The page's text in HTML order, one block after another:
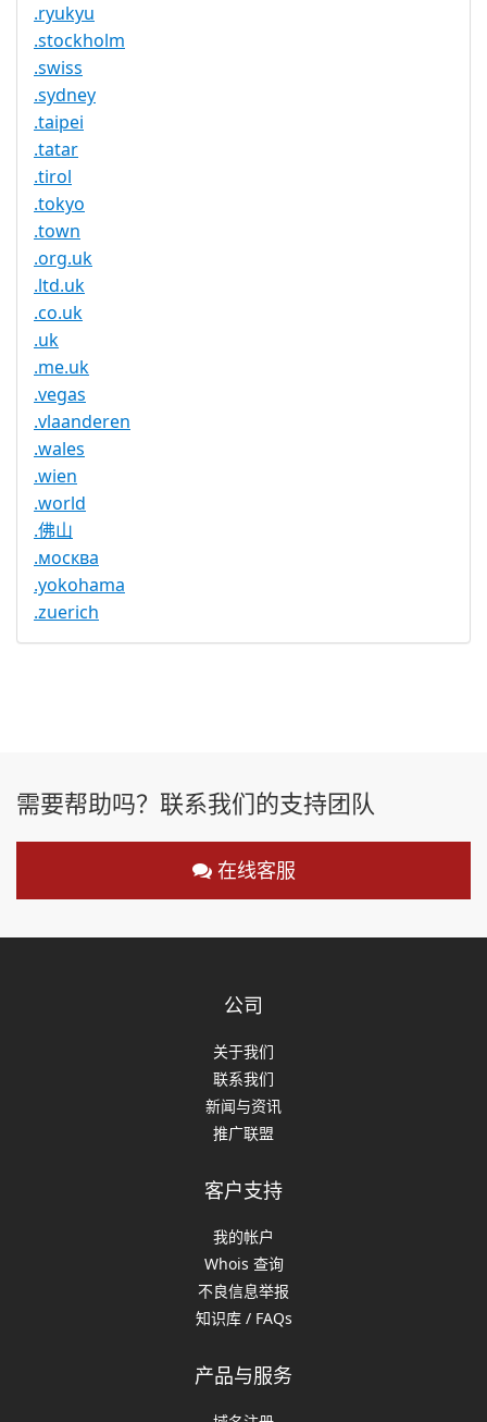
.ryukyu
.stockholm
.swiss
.sydney
.taipei
.tatar
.tirol
.tokyo
.town
.org.uk
.ltd.uk
.co.uk
.uk
.me.uk
.vegas
.vlaanderen
.wales
.wien
.world
.佛山
.москва
.yokohama
.zuerich
需要帮助吗？联系我们的支持团队
在线客服
公司
关于我们
联系我们
新闻与资讯
推广联盟
客户支持
我的帐户
Whois 查询
不良信息举报
知识库 / FAQs
产品与服务